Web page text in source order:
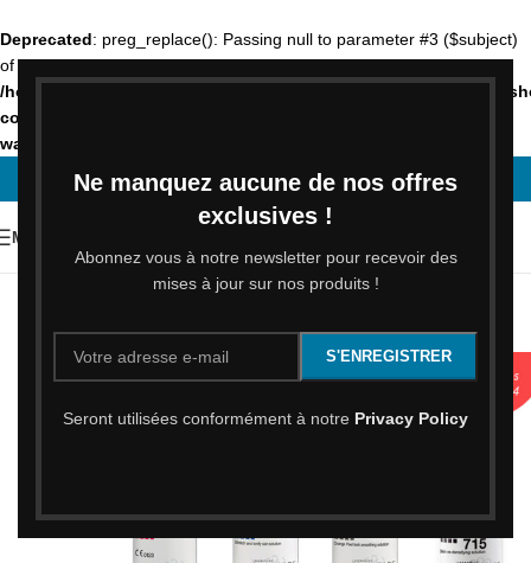
Ne manquez aucune de nos offres
exclusives !
Abonnez vous à notre newsletter pour recevoir des
mises à jour sur nos produits !
Seront utilisées conformément à notre Privacy Policy
Deprecated: preg_replace(): Passing null to parameter #3 ($subject)
of type array|string is deprecated in
/home/clients/beacfa96928027bcf8e3eba7d8025b6f/sites/
content/plugins/wordfence/vendor/wordfence/wf-
waf/src/lib/rules.php
MENU
NEWS
HIDROT Anne-FranceActivé 18 juin 2024